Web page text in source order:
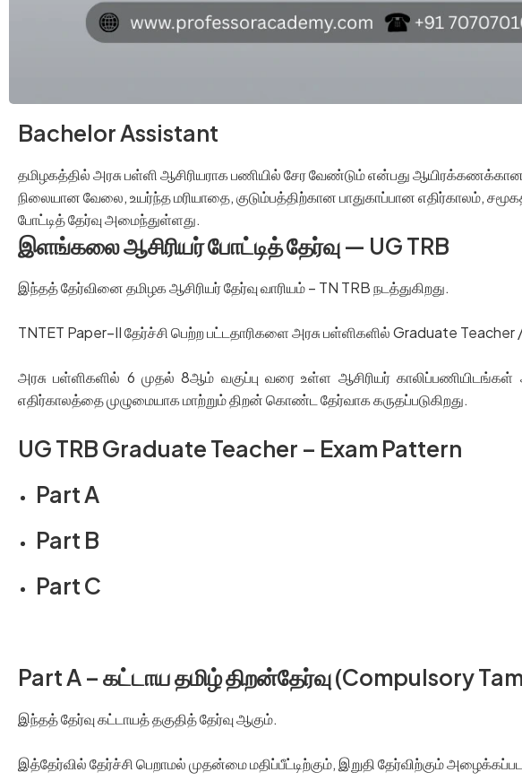
Bachelor Assistant
தமிழகத்தில் அரசு பள்ளி ஆசிரியராக பணியில் சேர வேண்டும் என்பது
நிலையான வேலை, உயர்ந்த மரியாதை, குடும்பத்திற்கான பாதுகாப்பான எதிர்காலம்,
போட்டித் தேர்வு அமைந்துள்ளது.
இளங்கலை ஆசிரியர் போட்டித் தேர்வு — UG TRB
இந்தத் தேர்வினை தமிழக ஆசிரியர் தேர்வு வாரியம் – TN TRB நடத்துகிறது.
TNTET Paper–II தேர்ச்சி பெற்ற பட்டதாரிகளை அரசு பள்ளிகளில் Graduate
அரசு பள்ளிகளில் 6 முதல் 8ஆம் வகுப்பு வரை உள்ள ஆசிரியர் காலிப்பணியிடங்கள்
எதிர்காலத்தை முழுமையாக மாற்றும் திறன் கொண்ட தேர்வாக கருதப்படுகிறது.
UG TRB Graduate Teacher – Exam Pattern
Part A
Part B
Part C
Part A – கட்டாய தமிழ் திறன்தேர்வு (Compulsory
இந்தத் தேர்வு கட்டாயத் தகுதித் தேர்வு ஆகும்.
இத்தேர்வில் தேர்ச்சி பெறாமல் முதன்மை மதிப்பீட்டிற்கும், இறுதி தேர்விற்கும்